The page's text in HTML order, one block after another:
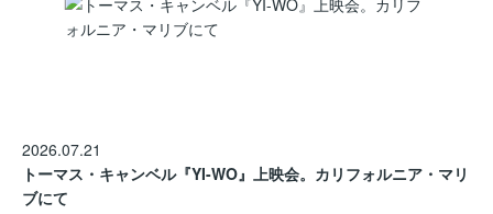
2026.07.21
トーマス・キャンベル『YI-WO』上映会。カリフォルニア・マリ
ブにて